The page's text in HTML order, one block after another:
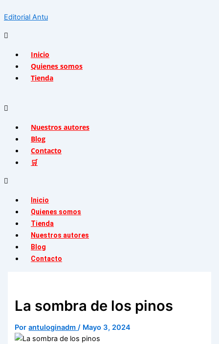
al
Editorial Antu
Inicio
Quienes somos
Tienda
Nuestros autores
Blog
Contacto
🛒
Inicio
Quienes somos
Tienda
Nuestros autores
Blog
Contacto
La sombra de los pinos
Porantuloginadm/ Mayo 3, 2024